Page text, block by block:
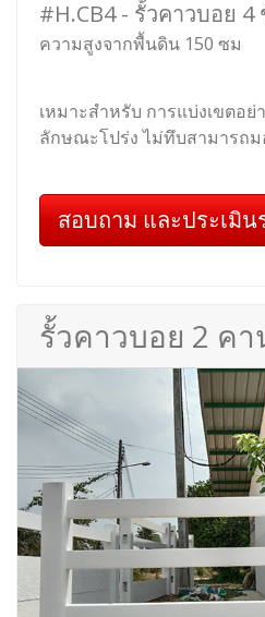
#H.CB4 - รั้วคาวบอย 4
ความสูงจากพื้นดิน 150 ซม
เหมาะสำหรับ การแบ่งเขตอย่
ลักษณะโปร่ง ไม่ทึบสามารถม
สอบถาม และประเมิน
รั้วคาวบอย 2 ค